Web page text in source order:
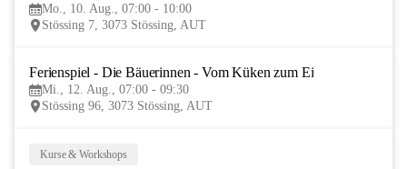
Mo., 10. Aug., 07:00 - 10:00
Stössing 7, 3073 Stössing, AUT
Ferienspiel - Die Bäuerinnen - Vom Küken zum Ei
Mi., 12. Aug., 07:00 - 09:30
Stössing 96, 3073 Stössing, AUT
Kurse & Workshops